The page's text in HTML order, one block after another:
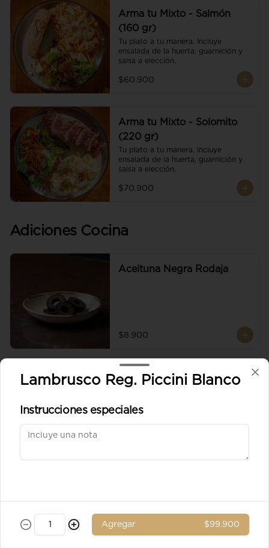
Arma tu Mixto - Salmón
(160 gr)
Tu plato a tu manera. Incluye
ensalada de la huerta, guarnición y
salsa a elección.
$60.900
Arma tu Mixto - Solomito
(220 gr)
Tu plato a tu manera. Incluye
ensalada de la huerta, guarnición y
salsa a elección.
$70.900
Adiciones Cocina
Aceituna Negra Rodaja
$8.900
Aceituna verde entera
Lambrusco Reg. Piccini Blanco
Instrucciones especiales
Agregar $99.900